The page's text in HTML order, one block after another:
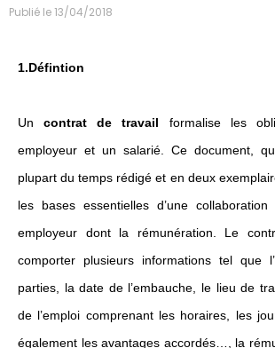
Publié le13/04/2018
1.Défintion
Uncontrat de travail formalise les
employeur et un salarié. Ce document,
plupart du temps rédigé et en deux
les bases essentielles d’une
employeur dont la rémunération. Le
comporter plusieurs informations tel que
parties, la date de l’embauche, le lieu de
de l’emploi comprenant les horaires, les
également les avantages accordés…, la